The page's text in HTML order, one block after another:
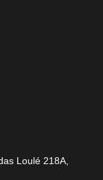
Loulé 218A,